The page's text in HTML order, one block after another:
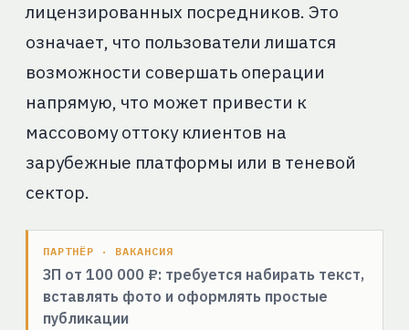
лицензированных посредников. Это
означает, что пользователи лишатся
возможности совершать операции
напрямую, что может привести к
массовому оттоку клиентов на
зарубежные платформы или в теневой
сектор.
ПАРТНЁР · ВАКАНСИЯ
ЗП от 100 000 ₽: требуется набирать текст,
вставлять фото и оформлять простые
публикации